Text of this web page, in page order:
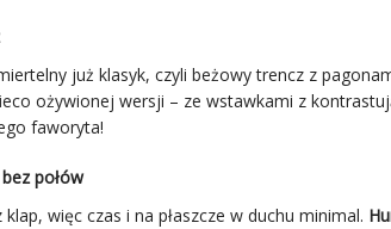
już klasyk, czyli beżowy trencz z
ożywionej wersji – ze wstawkami z
faworyta!
połów
więc czas i na płaszcze w duchu minimal.